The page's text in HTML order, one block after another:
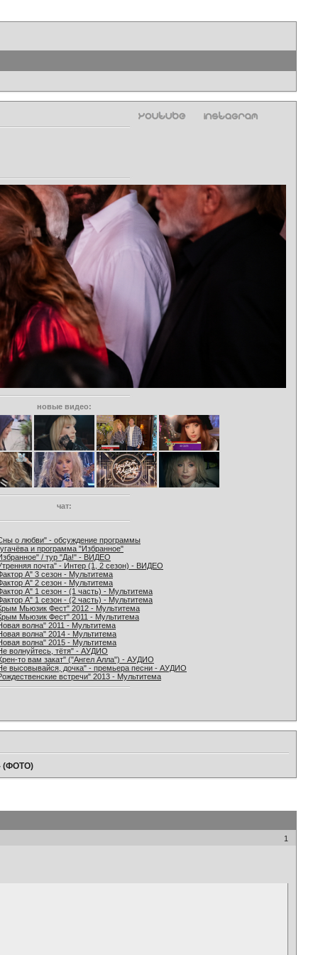
новые видео:
чат:
о любви" - обсуждение программы
и программа "Избранное"
/ тур "Да!" - ВИДЕО
почта" - Интер (1, 2 сезон) - ВИДЕО
А" 3 сезон - Мультитема
А" 2 сезон - Мультитема
А" 1 сезон - (1 часть) - Мультитема
А" 1 сезон - (2 часть) - Мультитема
Мьюзик Фест" 2012 - Мультитема
Мьюзик Фест" 2011 - Мультитема
волна" 2011 - Мультитема
волна" 2014 - Мультитема
волна" 2015 - Мультитема
волнуйтесь, тётя" - АУДИО
то вам закат" ("Ангел Алла") - АУДИО
высовывайся, дочка" - премьера песни - АУДИО
встречи" 2013 - Мультитема
(ФОТО)
1